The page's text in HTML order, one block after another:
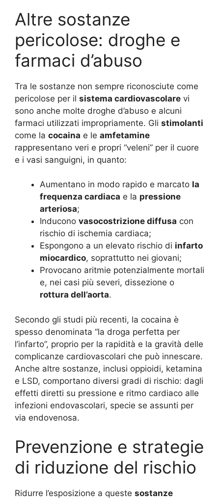
Altre sostanze
pericolose: droghe e
farmaci d’abuso
Tra le sostanze non sempre riconosciute come
pericolose per il sistema cardiovascolare vi
sono anche molte droghe d’abuso e alcuni
farmaci utilizzati impropriamente. Gli stimolanti
come la cocaina e le amfetamine
rappresentano veri e propri “veleni” per il cuore
e i vasi sanguigni, in quanto:
Aumentano in modo rapido e marcato la
frequenza cardiaca e la pressione
arteriosa;
Inducono vasocostrizione diffusa con
rischio di ischemia cardiaca;
Espongono a un elevato rischio di infarto
miocardico, soprattutto nei giovani;
Provocano aritmie potenzialmente mortali
e, nei casi più severi, dissezione o
rottura dell’aorta.
Secondo gli studi più recenti, la cocaina è
spesso denominata “la droga perfetta per
l’infarto”, proprio per la rapidità e la gravità delle
complicanze cardiovascolari che può innescare.
Anche altre sostanze, inclusi oppioidi, ketamina
e LSD, comportano diversi gradi di rischio: dagli
effetti diretti su pressione e ritmo cardiaco alle
infezioni endovascolari, specie se assunti per
via endovenosa.
Prevenzione e strategie
di riduzione del rischio
Ridurre l’esposizione a queste sostanze